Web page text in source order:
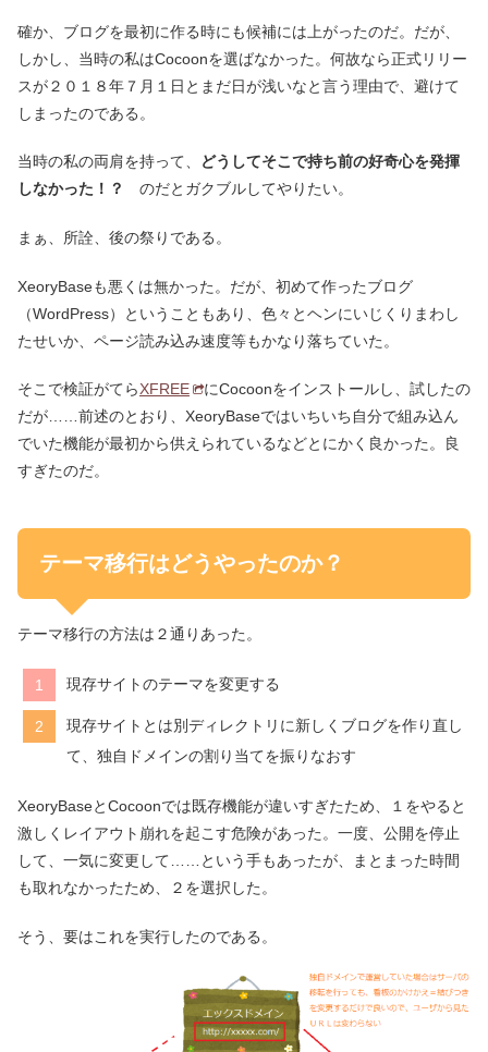
確か、ブログを最初に作る時にも候補には上がったのだ。だが、
しかし、当時の私はCocoonを選ばなかった。何故なら正式リリー
スが２０１８年７月１日とまだ日が浅いなと言う理由で、避けて
しまったのである。
当時の私の両肩を持って、
どうしてそこで持ち前の好奇心を発揮
しなかった！？
のだとガクブルしてやりたい。
まぁ、所詮、後の祭りである。
XeoryBaseも悪くは無かった。だが、初めて作ったブログ
（WordPress）ということもあり、色々とヘンにいじくりまわし
たせいか、ページ読み込み速度等もかなり落ちていた。
そこで検証がてらXFREE
にCocoonをインストールし、試したの
だが……前述のとおり、XeoryBaseではいちいち自分で組み込ん
でいた機能が最初から供えられているなどとにかく良かった。良
すぎたのだ。
テーマ移行はどうやったのか？
テーマ移行の方法は２通りあった。
現存サイトのテーマを変更する
現存サイトとは別ディレクトリに新しくブログを作り直し
て、独自ドメインの割り当てを振りなおす
XeoryBaseとCocoonでは既存機能が違いすぎたため、１をやると
激しくレイアウト崩れを起こす危険があった。一度、公開を停止
して、一気に変更して……という手もあったが、まとまった時間
も取れなかったため、２を選択した。
そう、要はこれを実行したのである。